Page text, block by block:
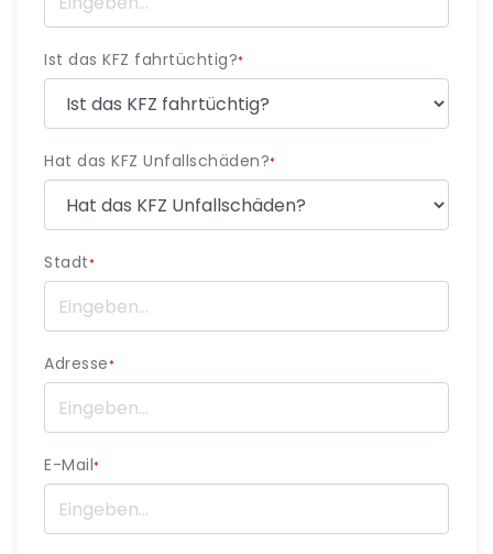
Ist das KFZ fahrtüchtig?*
Hat das KFZ Unfallschäden?*
Stadt*
Adresse*
E-Mail*